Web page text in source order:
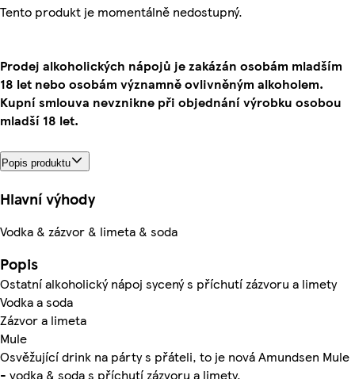
Tento produkt je momentálně nedostupný.
Prodej alkoholických nápojů je zakázán osobám mladším
18 let nebo osobám významně ovlivněným alkoholem.
Kupní smlouva nevznikne při objednání výrobku osobou
mladší 18 let.
Popis produktu
Hlavní výhody
Vodka & zázvor & limeta & soda
Popis
Ostatní alkoholický nápoj sycený s příchutí zázvoru a limety
Vodka a soda
Zázvor a limeta
Mule
Osvěžující drink na párty s přáteli, to je nová Amundsen Mule
- vodka & soda s příchutí zázvoru a limety.